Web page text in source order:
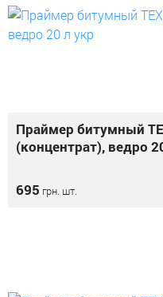
Праймер битумный
(концентрат), ведро
695 грн. шт.